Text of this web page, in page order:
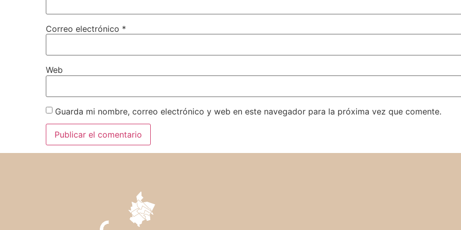
Correo electrónico *
Web
Guarda mi nombre, correo electrónico y web en este navegador para la próxima vez que comente.